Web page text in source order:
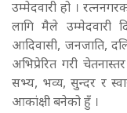
उम्मेदवारी हो ।
लागि मैले उम्मेदवारी
आदिवासी, जनजाति,
अभिप्रेरित गरी
सभ्य, भव्य, सुन्दर र
आकांक्षी बनेको हुँ ।